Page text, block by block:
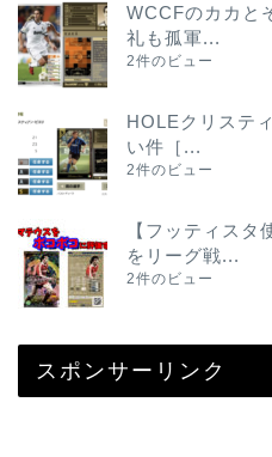
WCCFのカカと
礼も孤軍...
2件のビュー
HOLEクリステ
い件［...
2件のビュー
【フッティスタ
をリーグ戦...
2件のビュー
スポンサーリンク